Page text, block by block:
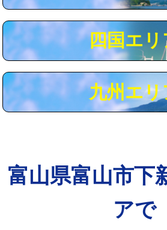
※給水管工事は20mmまでの価格です
四国エリ
九州エリ
富山県富山市下
アで